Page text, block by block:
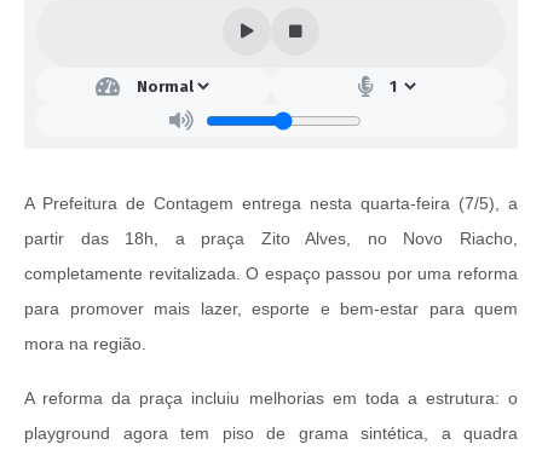
A Prefeitura de Contagem entrega nesta quarta-feira (7/5), a
partir das 18h, a praça Zito Alves, no Novo Riacho,
completamente revitalizada. O espaço passou por uma reforma
para promover mais lazer, esporte e bem-estar para quem
mora na região.
A reforma da praça incluiu melhorias em toda a estrutura: o
playground agora tem piso de grama sintética, a quadra